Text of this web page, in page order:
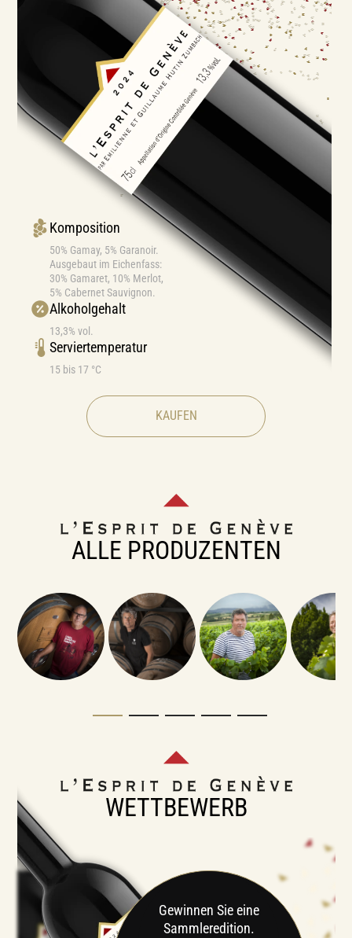
Komposition
50% Gamay, 5% Garanoir.
Ausgebaut im Eichenfass:
30% Gamaret, 10% Merlot,
5% Cabernet Sauvignon.
Alkoholgehalt
13,3% vol.
Serviertemperatur
15 bis 17 °C
KAUFEN
ALLE PRODUZENTEN
WETTBEWERB
Gewinnen Sie eine
Sammleredition.